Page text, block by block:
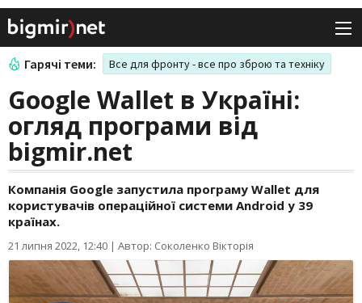
Гарячі теми: Все для фронту - все про зброю та техніку
Google Wallet в Україні:
огляд програми від
bigmir.net
Компанія Google запустила програму Wallet для
користувачів операційної системи Android у 39
країнах.
21 липня 2022, 12:40 | Автор: Соколенко Вікторія